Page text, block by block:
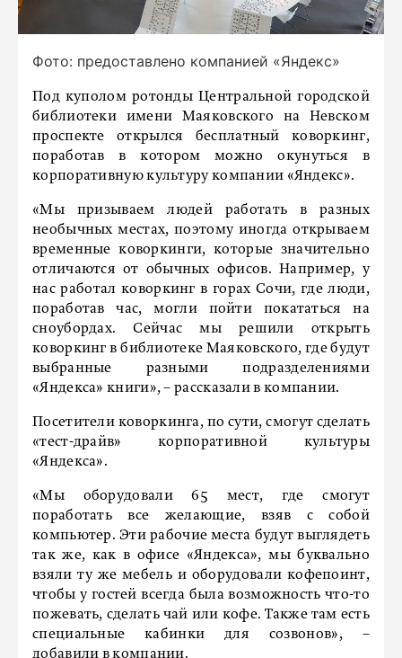
Фото: предоставлено компанией «Яндекс»
Под куполом ротонды Центральной городской
библиотеки имени Маяковского на Невском
проспекте открылся бесплатный коворкинг,
поработав в котором можно окунуться в
корпоративную культуру компании «Яндекс».
«Мы призываем людей работать в разных
необычных местах, поэтому иногда открываем
временные коворкинги, которые значительно
отличаются от обычных офисов. Например, у
нас работал коворкинг в горах Сочи, где люди,
поработав час, могли пойти покататься на
сноубордах. Сейчас мы решили открыть
коворкинг в библиотеке Маяковского, где будут
выбранные разными подразделениями
«Яндекса» книги», – рассказали в компании.
Посетители коворкинга, по сути, смогут сделать
«тест-драйв» корпоративной культуры
«Яндекса».
«Мы оборудовали 65 мест, где смогут
поработать все желающие, взяв с собой
компьютер. Эти рабочие места будут выглядеть
так же, как в офисе «Яндекса», мы буквально
взяли ту же мебель и оборудовали кофепоинт,
чтобы у гостей всегда была возможность что-то
пожевать, сделать чай или кофе. Также там есть
специальные кабинки для созвонов», –
добавили в компании.